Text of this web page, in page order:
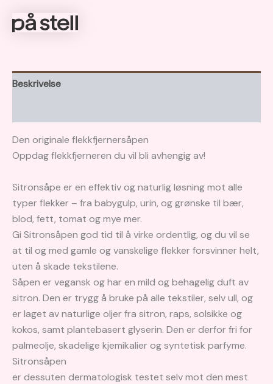
Beskrivelse
Den originale flekkfjernersåpen
Oppdag flekkfjerneren du vil bli avhengig av!
Sitronsåpe er en effektiv og naturlig løsning mot alle
typer flekker – fra babygulp, urin, og grønske til bær,
blod, fett, tomat og mye mer.
Gi Sitronsåpen god tid til å virke ordentlig, og du vil se
at til og med gamle og vanskelige flekker forsvinner helt,
uten å skade tekstilene.
Såpen er vegansk og har en mild og behagelig duft av
sitron. Den er trygg å bruke på alle tekstiler, selv ull, og
er laget av naturlige oljer fra sitron, raps, solsikke og
kokos, samt plantebasert glyserin. Den er derfor fri for
palmeolje, skadelige kjemikalier og syntetisk parfyme.
Sitronsåpen
er dessuten dermatologisk testet selv mot den mest